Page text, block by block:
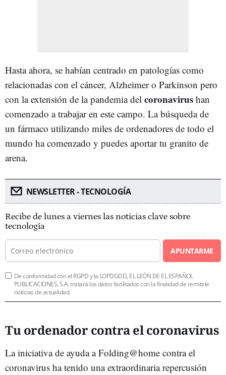
Hasta ahora, se habían centrado en patologías como
relacionadas con el cáncer, Alzheimer o Parkinson pero
con la extensión de la pandemia del coronavirus han
comenzado a trabajar en este campo. La búsqueda de
un fármaco utilizando miles de ordenadores de todo el
mundo ha comenzado y puedes aportar tu granito de
arena.
NEWSLETTER - TECNOLOGÍA
Recibe de lunes a viernes las noticias clave sobre
tecnología
APUNTARME
De conformidad con el RGPD y la LOPDGDD, EL LEÓN DE EL ESPAÑOL
PUBLICACIONES, S.A. tratará los datos facilitados con la finalidad de remitirle
noticias de actualidad.
Tu ordenador contra el coronavirus
La iniciativa de ayuda a Folding@home contra el
coronavirus ha tenido una extraordinaria repercusión